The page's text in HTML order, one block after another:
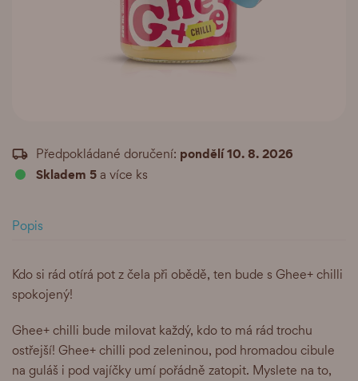
Popis
Kdo si rád otírá pot z čela při obědě, ten bude s Ghee+ chilli
spokojený!
Ghee+ chilli bude milovat každý, kdo to má rád trochu
ostřejší! Ghee+ chilli pod zeleninou, pod hromadou cibule
na guláš i pod vajíčky umí pořádně zatopit. Myslete na to,
Předpokládané doručení: pondělí 10. 8. 2026
Skladem 5a více ks